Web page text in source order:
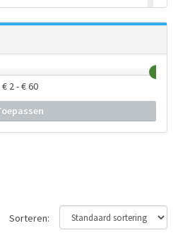
€ 2- €60
Sorteren: